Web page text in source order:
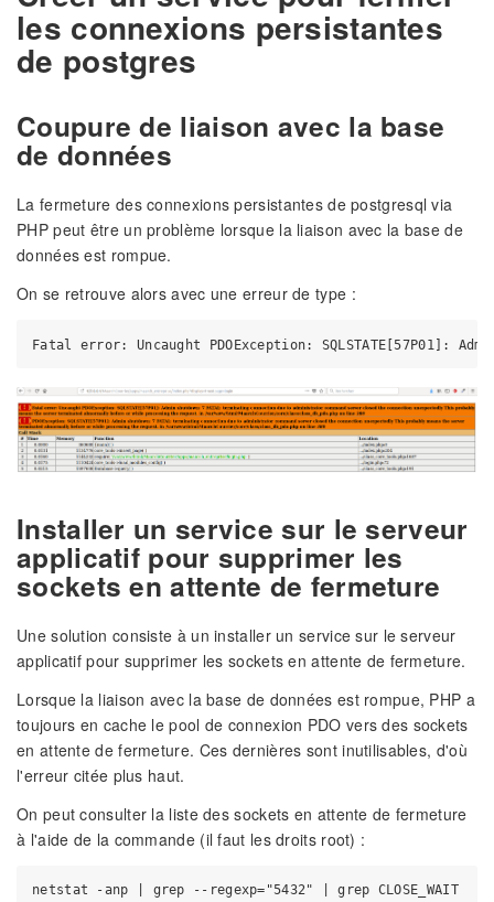
les connexions persistantes
de postgres
Coupure de liaison avec la base
de données
La fermeture des connexions persistantes de postgresql via
PHP peut être un problème lorsque la liaison avec la base de
données est rompue.
On se retrouve alors avec une erreur de type :
Installer un service sur le serveur
applicatif pour supprimer les
sockets en attente de fermeture
Une solution consiste à un installer un service sur le serveur
applicatif pour supprimer les sockets en attente de fermeture.
Lorsque la liaison avec la base de données est rompue, PHP a
toujours en cache le pool de connexion PDO vers des sockets
en attente de fermeture. Ces dernières sont inutilisables, d'où
l'erreur citée plus haut.
On peut consulter la liste des sockets en attente de fermeture
à l'aide de la commande (il faut les droits root) :
netstat -anp | grep --regexp="5432" | grep CLOSE_WAIT